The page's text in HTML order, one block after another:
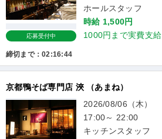
応募受付中
ホールスタッフ
時給 1,500円
1000円まで実費支給
締切まで：02:16:43
京都鴨そば専門店 浹 （あまね）
2026/08/06（木）
17:00～ 22:00
キッチンスタッフ